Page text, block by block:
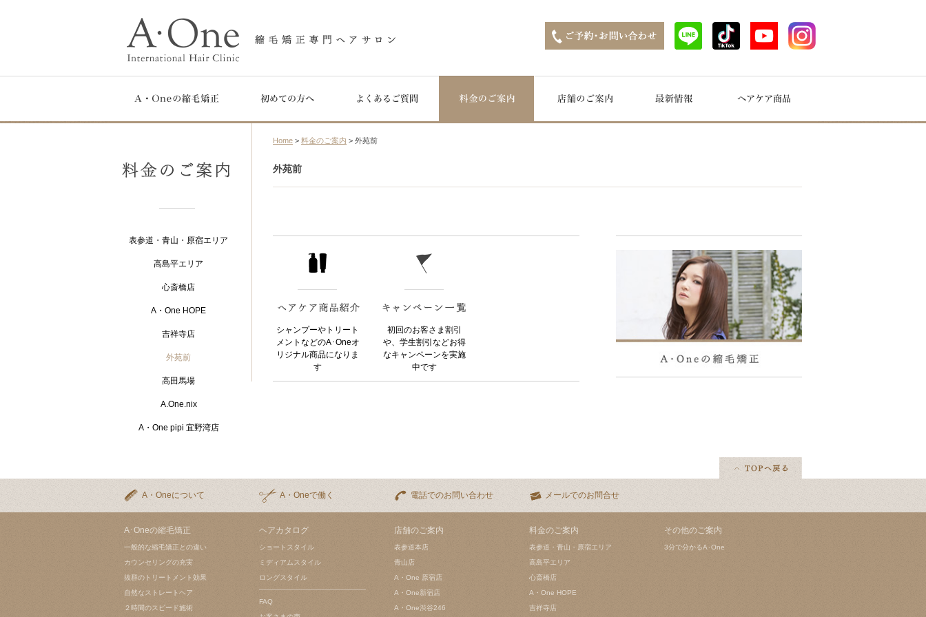
Home >料金のご案内 > 外苑前
外苑前
シャンプーやトリート
メントなどのA･Oneオ
リジナル商品になりま
す
初回のお客さま割引
や、学生割引などお得
なキャンペーンを実施
中です
表参道・青山・原宿エリア
高島平エリア
心斎橋店
A・One HOPE
吉祥寺店
外苑前
高田馬場
A.One.nix
A・One pipi 宜野湾店
A・Oneについて A・Oneで働く 電話でのお問い合わせ メールでのお問合せ
A･Oneの縮毛矯正
一般的な縮毛矯正との違い
カウンセリングの充実
抜群のトリートメント効果
自然なストレートヘア
２時間のスピード施術
ヘアカタログ
ショートスタイル
ミディアムスタイル
ロングスタイル
FAQ
店舗のご案内
表参道本店
青山店
A・One 原宿店
A・One新宿店
A・One渋谷246
料金のご案内
表参道・青山・原宿エリア
高島平エリア
心斎橋店
A・One HOPE
吉祥寺店
その他のご案内
3分で分かるA･One